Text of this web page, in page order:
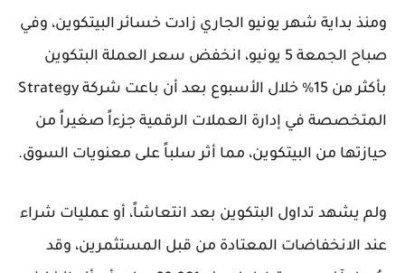
ومنذ بداية شهر يونيو الجاري زادت خسائر البيتكوين، وفي
صباح الجمعة 5 يونيو، انخفض سعر العملة البتكوين
بأكثر من 15% خلال الأسبوع بعد أن باعت شركة Strategy
المتخصصة في إدارة العملات الرقمية جزءاً صغيراً من
حيازتها من البيتكوين، مما أثر سلباً على معنويات السوق.
ولم يشهد تداول البتكوين بعد انتعاشاً، أو عمليات شراء
عند الانخفاضات المعتادة من قبل المستثمرين، وقد